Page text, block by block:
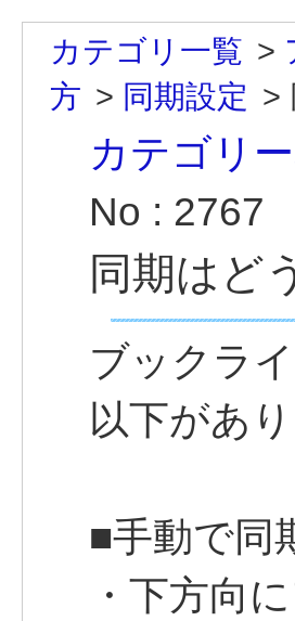
カテゴリ一覧 >
方 > 同期設定 >
カテゴリ
No : 2767
同期はど
ブックラ
以下があり
■手動で同
・下方向